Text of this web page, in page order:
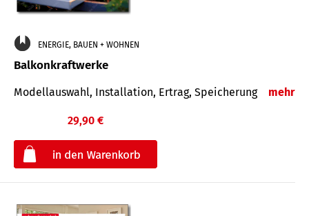
ENERGIE, BAUEN + WOHNEN
Balkonkraftwerke
Modellauswahl, Installation, Ertrag, Speicherung mehr
29,90 €